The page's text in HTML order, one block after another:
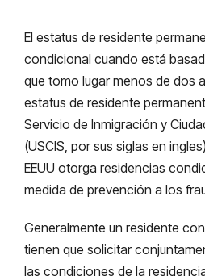
El estatus de residente
condicional cuando está
que tomo lugar menos de dos
estatus de residente
Servicio de Inmigración y
(USCIS, por sus siglas en
EEUU otorga residencias
medida de prevención a los
Generalmente un residente
tienen que solicitar
las condiciones de la